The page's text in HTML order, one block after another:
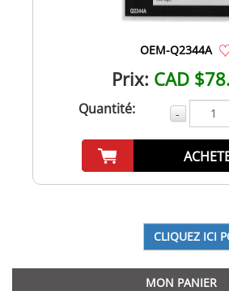
OEM-Q2344A
Prix: CAD
Quantité: -
MON PANIER